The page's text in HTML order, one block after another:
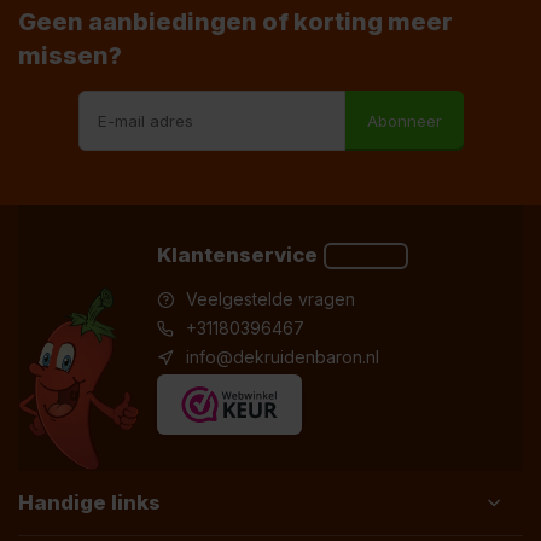
Geen aanbiedingen of korting meer
missen?
Abonneer
Klantenservice
Veelgestelde vragen
+31180396467
info@dekruidenbaron.nl
Handige links